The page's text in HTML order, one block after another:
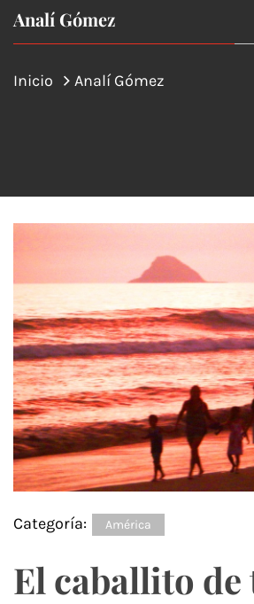
Analí Gómez
Inicio Analí Gómez
Categoría: América
El caballito